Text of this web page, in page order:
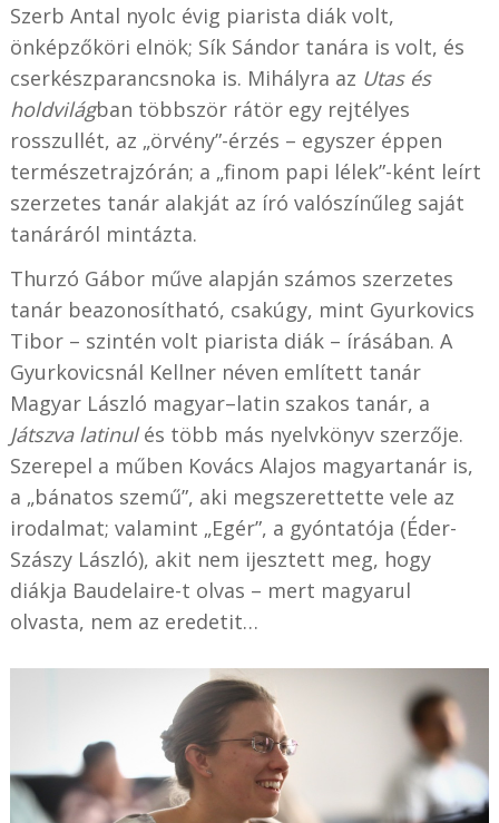
Szerb Antal nyolc évig piarista diák volt,
önképzőköri elnök; Sík Sándor tanára is volt, és
cserkészparancsnoka is. Mihályra az Utas és
holdvilágban többször rátör egy rejtélyes
rosszullét, az „örvény”-érzés – egyszer éppen
természetrajzórán; a „finom papi lélek”-ként leírt
szerzetes tanár alakját az író valószínűleg saját
tanáráról mintázta.
Thurzó Gábor műve alapján számos szerzetes
tanár beazonosítható, csakúgy, mint Gyurkovics
Tibor – szintén volt piarista diák – írásában. A
Gyurkovicsnál Kellner néven említett tanár
Magyar László magyar–latin szakos tanár, a
Játszva latinulés több más nyelvkönyv szerzője.
Szerepel a műben Kovács Alajos magyartanár is,
a „bánatos szemű”, aki megszerettette vele az
irodalmat; valamint „Egér”, a gyóntatója (Éder-
Szászy László), akit nem ijesztett meg, hogy
diákja Baudelaire-t olvas – mert magyarul
olvasta, nem az eredetit…